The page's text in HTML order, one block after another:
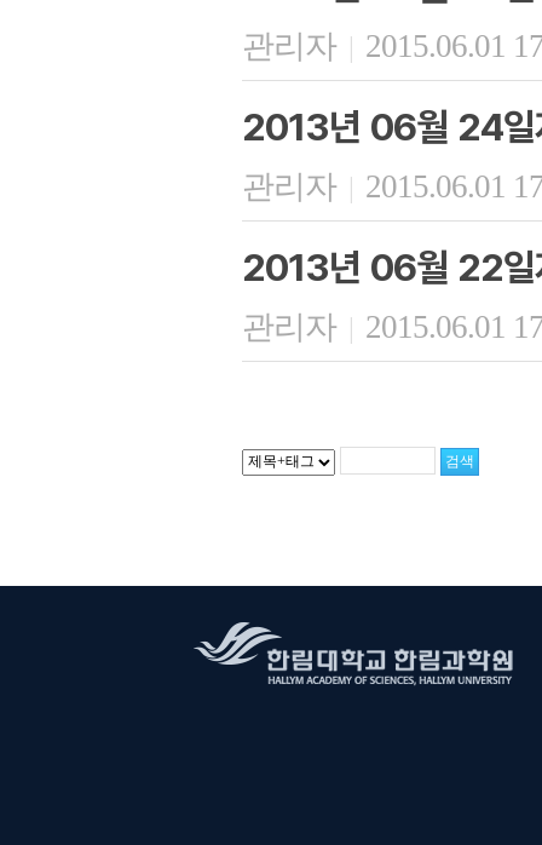
관리자 | 2015.06.01
2013년 06월 24일
관리자 | 2015.06.01
2013년 06월 22일
관리자 | 2015.06.01